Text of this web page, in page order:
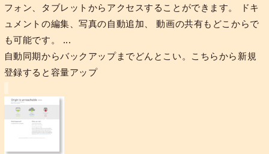
フォン、タブレットからアクセスすることができます。 ドキ
ュメントの編集、写真の自動追加、 動画の共有もどこからで
も可能です。 ...
自動同期からバックアップまでどんとこい。こちらから新規
登録すると容量アップ